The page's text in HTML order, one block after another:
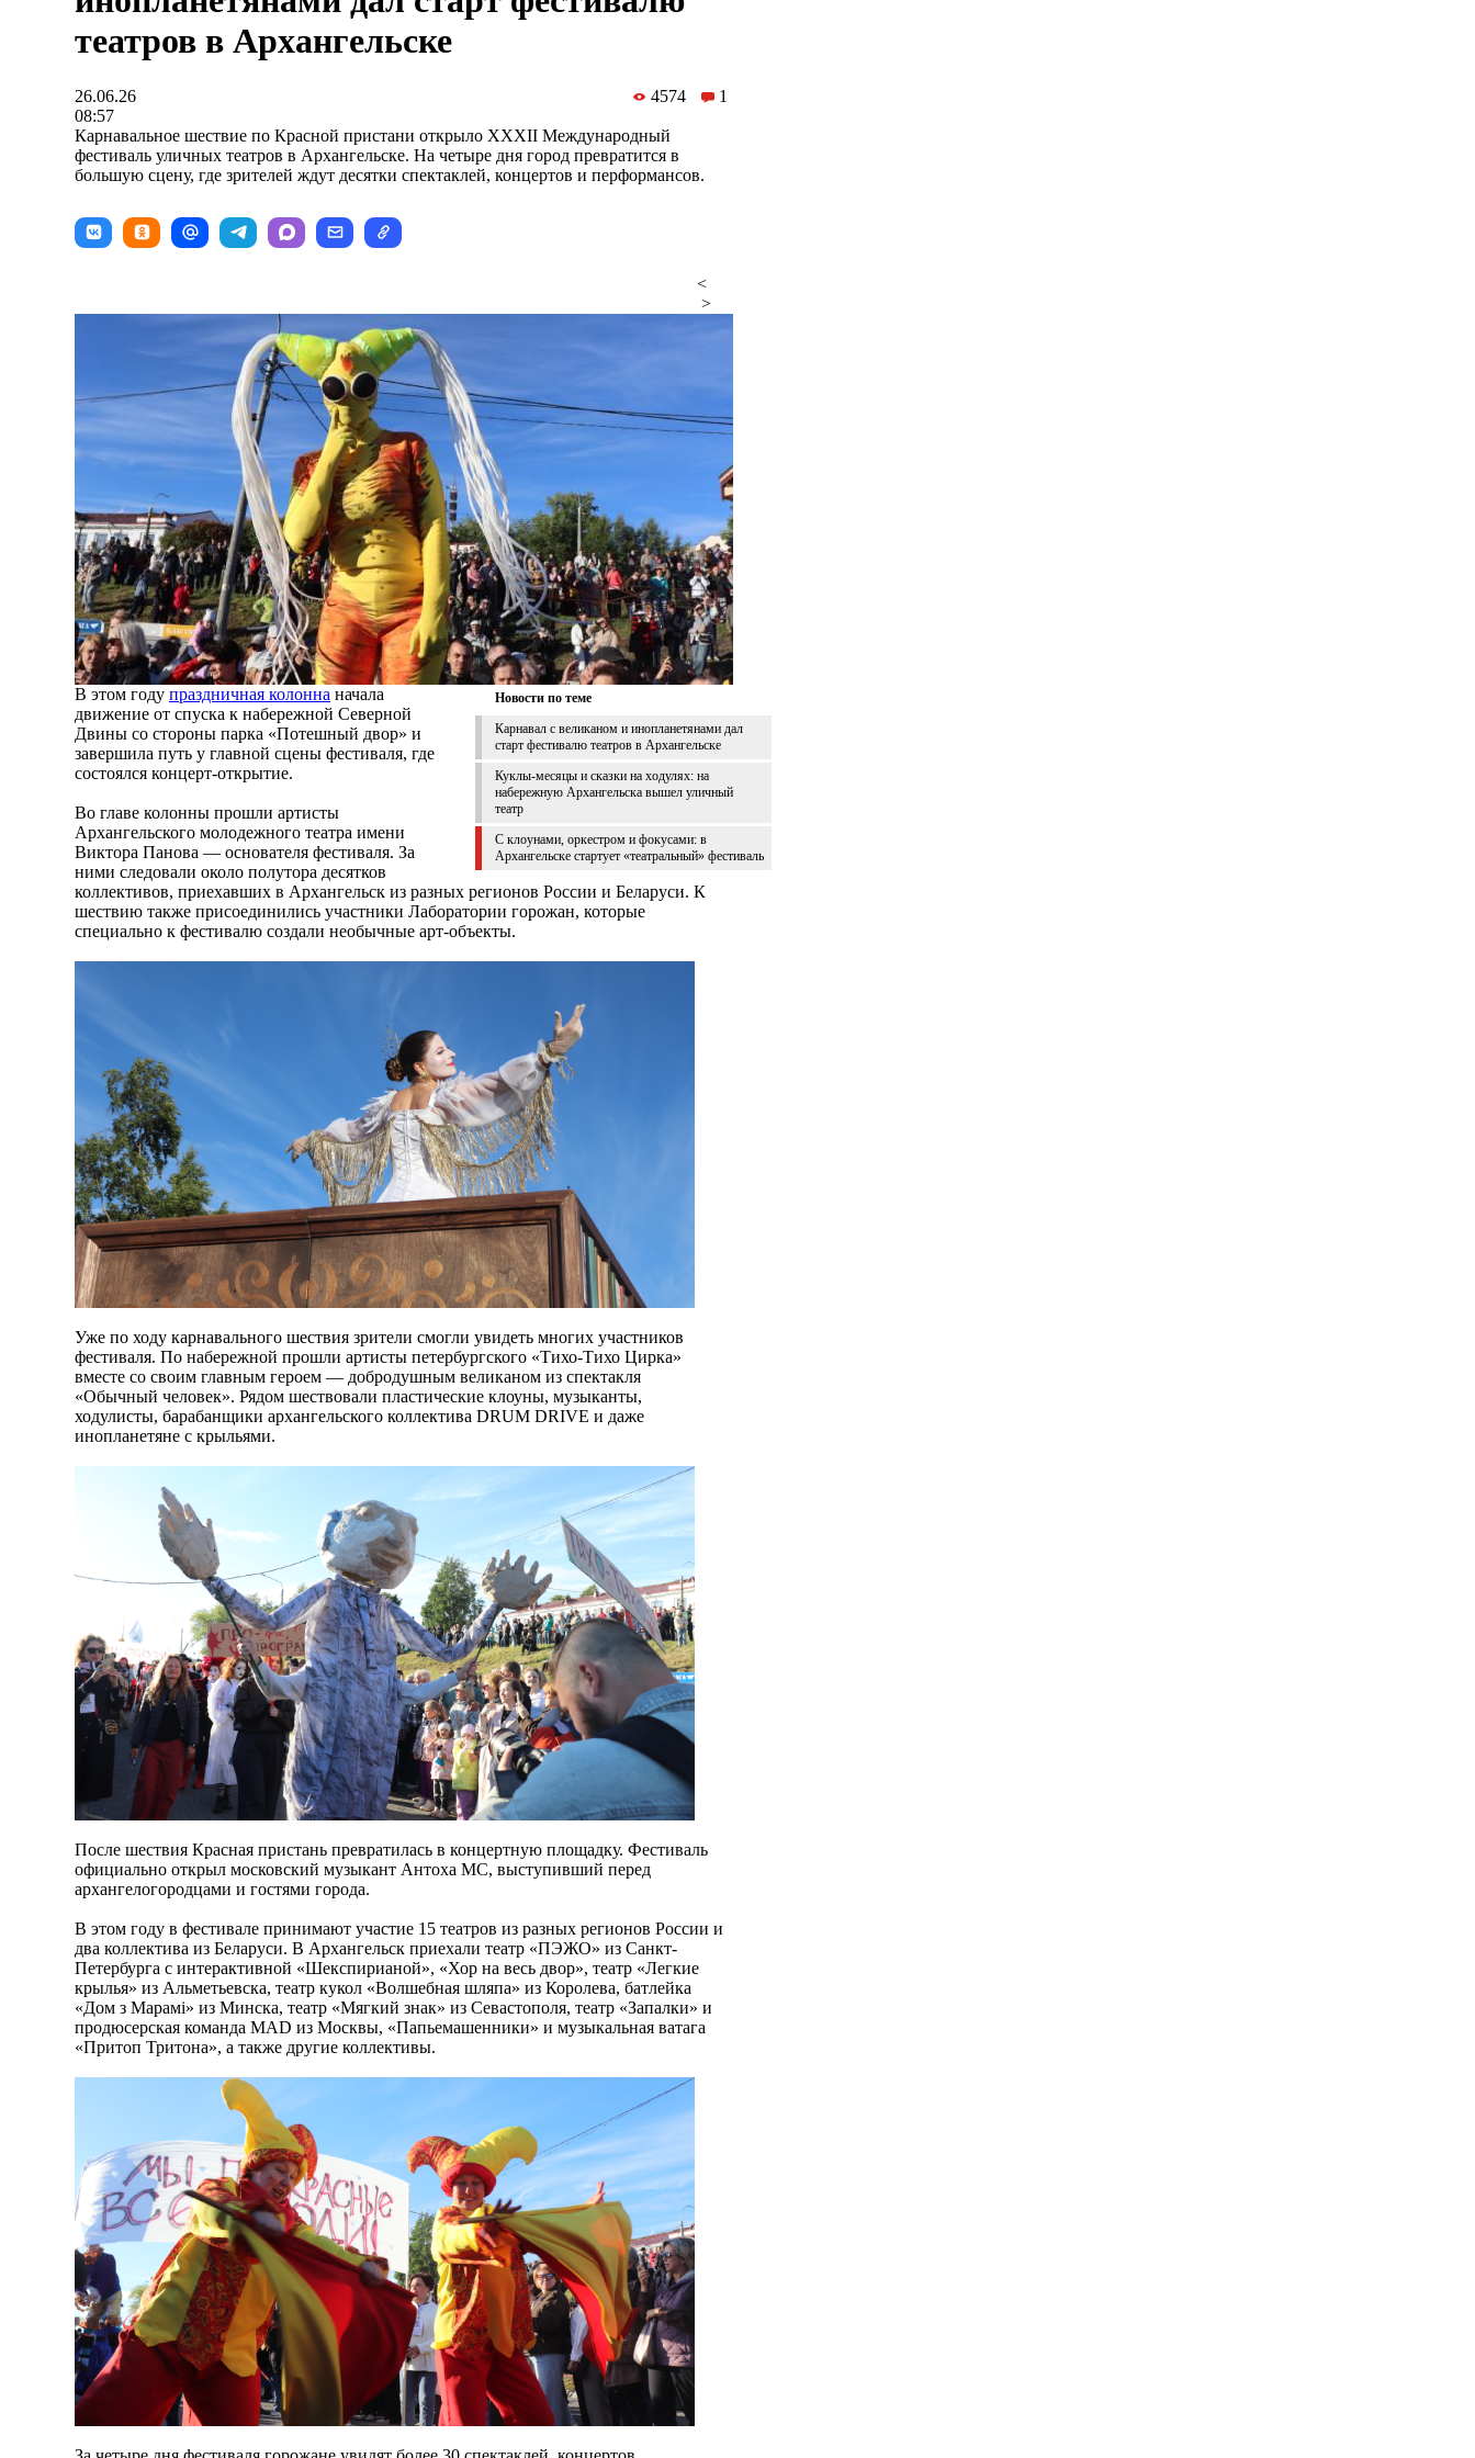
театров в Архангельске
26.06.26
08:57
4574 1
Карнавальное шествие по Красной пристани открыло XXXII Международный
фестиваль уличных театров в Архангельске. На четыре дня город превратится в
большую сцену, где зрителей ждут десятки спектаклей, концертов и перформансов.
<
>
Новости по теме
Карнавал с великаном и инопланетянами дал
старт фестивалю театров в Архангельске
Куклы-месяцы и сказки на ходулях: на
набережную Архангельска вышел уличный
театр
С клоунами, оркестром и фокусами: в
Архангельске стартует «театральный» фестиваль
В этом году праздничная колонна начала
движение от спуска к набережной Северной
Двины со стороны парка «Потешный двор» и
завершила путь у главной сцены фестиваля, где
состоялся концерт-открытие.
Во главе колонны прошли артисты
Архангельского молодежного театра имени
Виктора Панова — основателя фестиваля. За
ними следовали около полутора десятков
коллективов, приехавших в Архангельск из разных регионов России и Беларуси. К
шествию также присоединились участники Лаборатории горожан, которые
специально к фестивалю создали необычные арт-объекты.
Уже по ходу карнавального шествия зрители смогли увидеть многих участников
фестиваля. По набережной прошли артисты петербургского «Тихо-Тихо Цирка»
вместе со своим главным героем — добродушным великаном из спектакля
«Обычный человек». Рядом шествовали пластические клоуны, музыканты,
ходулисты, барабанщики архангельского коллектива DRUM DRIVE и даже
инопланетяне с крыльями.
После шествия Красная пристань превратилась в концертную площадку. Фестиваль
официально открыл московский музыкант Антоха МС, выступивший перед
архангелогородцами и гостями города.
В этом году в фестивале принимают участие 15 театров из разных регионов России и
два коллектива из Беларуси. В Архангельск приехали театр «ПЭЖО» из Санкт-
Петербурга с интерактивной «Шекспирианой», «Хор на весь двор», театр «Легкие
крылья» из Альметьевска, театр кукол «Волшебная шляпа» из Королева, батлейка
«Дом з Марамi» из Минска, театр «Мягкий знак» из Севастополя, театр «Запалки» и
продюсерская команда MAD из Москвы, «Папьемашенники» и музыкальная ватага
«Притоп Тритона», а также другие коллективы.